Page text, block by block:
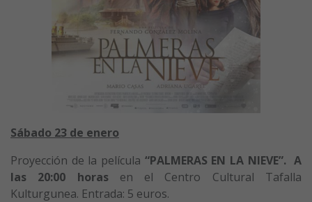
Sábado 23 de enero
Proyección de la película “PALMERAS EN LA NIEVE”. A
las 20:00 horas en el Centro Cultural Tafalla
Kulturgunea. Entrada: 5 euros.